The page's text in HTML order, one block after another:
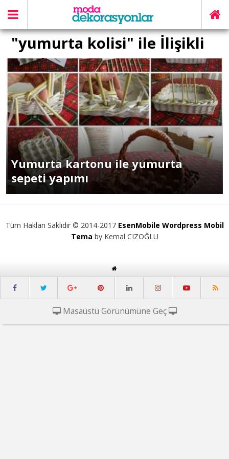
"yumurta kolisi" ile İlişikli
yazılar
Yumurta kartonu ile yumurta
sepeti yapımı
Tüm Hakları Saklıdır © 2014-2017 EsenMobile Wordpress Mobil
Tema by Kemal CIZOĞLU
Masaüstü Görünümüne Geç